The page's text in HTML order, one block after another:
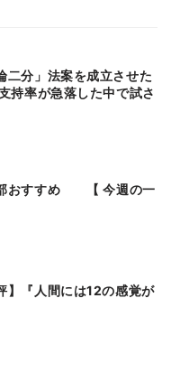
二分」法案を成立させた
持率が急落した中で試さ
部おすすめ 【 今週の一
】『人間には12の感覚が